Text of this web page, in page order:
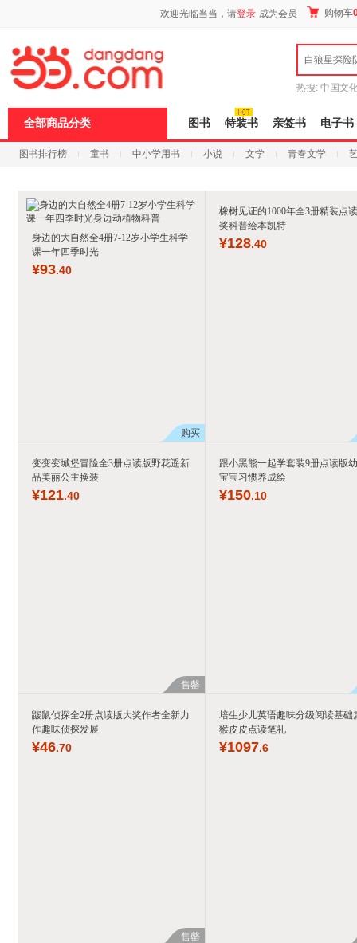
欢迎光临当当，请登录 成为会员 购物车
白狼星探险
热搜: 中国文
全部商品分类 图书 特装书 亲签书 电子书
图书排行榜 童书 中小学用书 小说 文学 青春文学
身边的大自然全4册7-12岁小学生科学
课一年四季时光
¥93.40
购买
橡树见证的1000年全3册精装点
奖科普绘本凯特
¥128.40
变变变城堡冒险全3册点读版野花遥新
品美丽公主换装
¥121.40
售罄
跟小黑熊一起学套装9册点读版
宝宝习惯养成绘
¥150.10
鼹鼠侦探全2册点读版大奖作者全新力
作趣味侦探发展
¥46.70
售罄
培生少儿英语趣味分级阅读基础
猴皮皮点读笔礼
¥1097.6
页